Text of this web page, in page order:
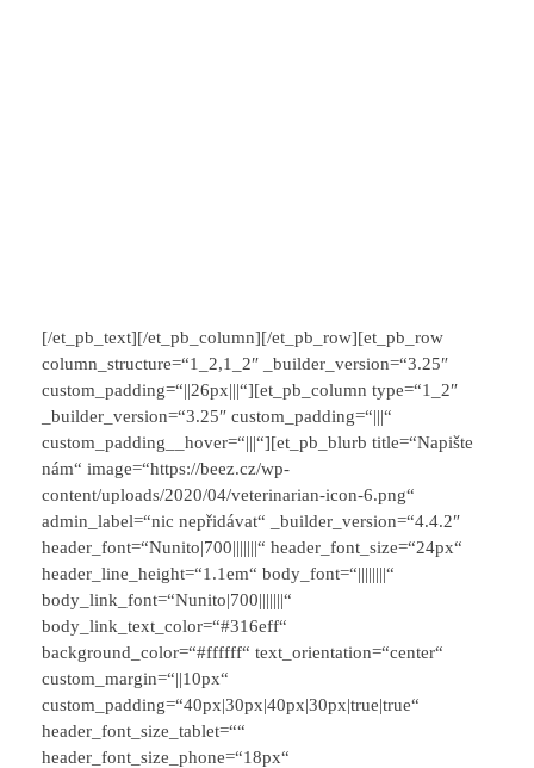
[/et_pb_text][/et_pb_column][/et_pb_row][et_pb_row
column_structure=“1_2,1_2″ _builder_version=“3.25″
custom_padding=“||26px|||“][et_pb_column type=“1_2″
_builder_version=“3.25″ custom_padding=“|||“
custom_padding__hover=“|||“][et_pb_blurb title=“Napište
nám“ image=“https://beez.cz/wp-
content/uploads/2020/04/veterinarian-icon-6.png“
admin_label=“nic nepřidávat“ _builder_version=“4.4.2″
header_font=“Nunito|700|||||||“ header_font_size=“24px“
header_line_height=“1.1em“ body_font=“||||||||“
body_link_font=“Nunito|700|||||||“
body_link_text_color=“#316eff“
background_color=“#ffffff“ text_orientation=“center“
custom_margin=“||10px“
custom_padding=“40px|30px|40px|30px|true|true“
header_font_size_tablet=““
header_font_size_phone=“18px“